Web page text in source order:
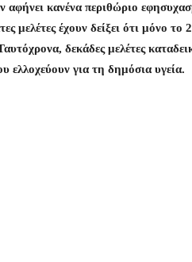
κανένα περιθώριο
μελέτες έχουν δείξει ότι μόνο
δεκάδες μελέτες
ελλοχεύουν για τη δημόσια υγεία.